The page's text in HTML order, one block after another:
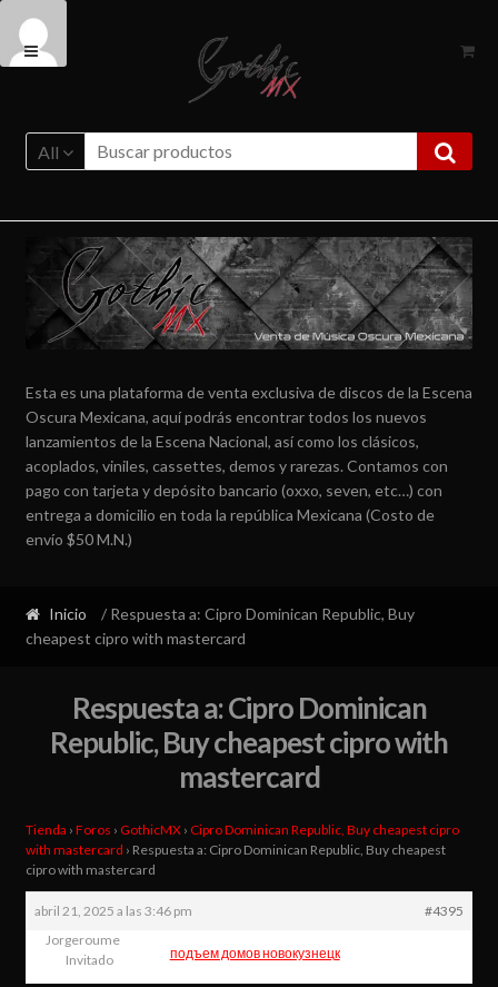
Ir
a
Ir
al
All
Esta es una plataforma de venta exclusiva de discos de la Escena
Oscura Mexicana, aquí podrás encontrar todos los nuevos
lanzamientos de la Escena Nacional, así como los clásicos,
acoplados, viniles, cassettes, demos y rarezas. Contamos con
pago con tarjeta y depósito bancario (oxxo, seven, etc…) con
entrega a domicilio en toda la república Mexicana (Costo de
envío $50 M.N.)
Inicio
/ Respuesta a: Cipro Dominican Republic, Buy
cheapest cipro with mastercard
Respuesta a: Cipro Dominican
Republic, Buy cheapest cipro with
mastercard
Tienda › Foros › GothicMX › Cipro Dominican Republic, Buy cheapest cipro
with mastercard › Respuesta a: Cipro Dominican Republic, Buy cheapest
cipro with mastercard
abril 21, 2025 a las 3:46 pm
#4395
Jorgeroume
Invitado
подъем домов новокузнецк